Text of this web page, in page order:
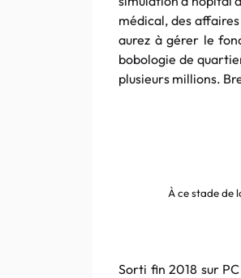
médical, des
aurez à gérer le
bobologie de
plusieurs millions.
À ce stade de
Sorti fin 2018 sur